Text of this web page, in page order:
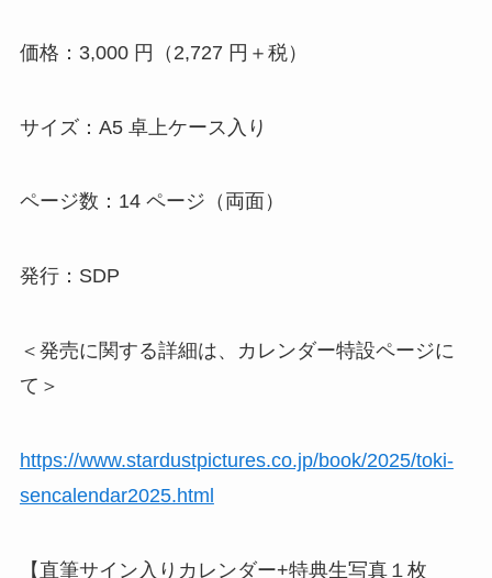
価格：3,000 円（2,727 円＋税）
サイズ：A5 卓上ケース入り
ページ数：14 ページ（両面）
発行：SDP
＜発売に関する詳細は、カレンダー特設ページに
て＞
https://www.stardustpictures.co.jp/book/2025/toki-
sencalendar2025.html
【直筆サイン入りカレンダー+特典生写真１枚